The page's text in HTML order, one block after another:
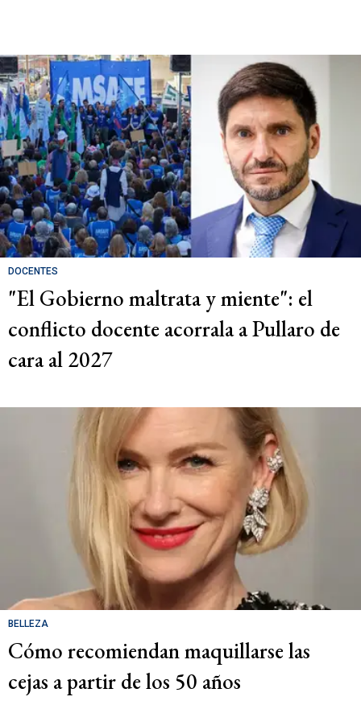
DOCENTES
"El Gobierno maltrata y miente": el
conflicto docente acorrala a Pullaro de
cara al 2027
BELLEZA
Cómo recomiendan maquillarse las
cejas a partir de los 50 años